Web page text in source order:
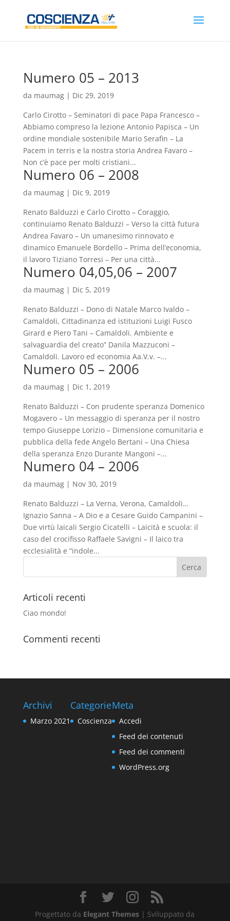
Numero 05 – 2013
da maumag| Dic 29, 2019
Carlo Cirotto – Seminatori di pace Papa Francesco –
Abbiamo compreso la lezione Antonio Papisca – Un
ordine mondiale sostenibile Mario Serafin – La
Pacem in terris e la nostra storia Andrea Favaro –
Non c’è pace per molti cristiani...
Numero 06 – 2008
da maumag| Dic 9, 2019
Renato Balduzzi e Carlo Cirotto – Coraggio,
continuiamo Renato Balduzzi – Verso la città futura
Andrea Favaro – Un umanesimo rinnovato e
dinamico Emanuele Bordello – Prima dell’economia,
il lavoro Tiziano Torresi – Per una città...
Numero 04,05,06 – 2007
da maumag| Dic 5, 2019
Renato Balduzzi – Dono di Natale Marco Ivaldo –
Camaldoli, Cittadinanza ed istituzioni Luigi Fusco
Girard e Piero Tani – Camaldoli. Ambiente e
salvaguardia del creato” Danila Mazzuconi –
Camaldoli. Lavoro ed economia Aa.V.v. –...
Numero 05 – 2006
da maumag| Dic 1, 2019
Renato Balduzzi – Con prudente speranza Domenico
Mogavero – Un messaggio di speranza per il nostro
tempo Giuseppe Lorizio – Dimensione comunitaria e
pubblica della fede Angelo Bertani – Una Chiesa
della speranza Enzo Durante Mangoni –...
Numero 04 – 2006
da maumag| Nov 30, 2019
Renato Balduzzi – La Verna, Verona, Camaldoli…
Ignazio Sanna – A Dio e a Cesare Guido Campanini –
Due virtù laicali Sergio Cicatelli – Laicità e scuola: il
caso del crocifisso Raffaele Savigni – Il laico tra
ecclesialità e “indole...
Articoli recenti
Ciao mondo!
Commenti recenti
Archivi
Marzo 2021
Categorie
Coscienza
Meta
Accedi
Feed dei contenuti
Feed dei commenti
WordPress.org
Progettato da Elegant Themes | Sviluppato da